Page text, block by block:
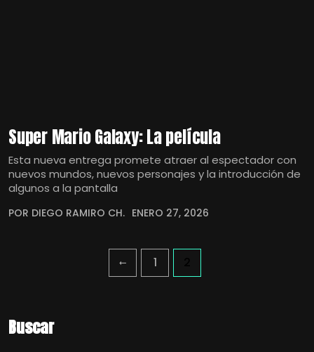
Super Mario Galaxy: La película
Esta nueva entrega promete atraer al espectador con
nuevos mundos, nuevos personajes y la introducción de
algunos a la pantalla
POR DIEGO RAMIRO CH. ENERO 27, 2026
1
Buscar